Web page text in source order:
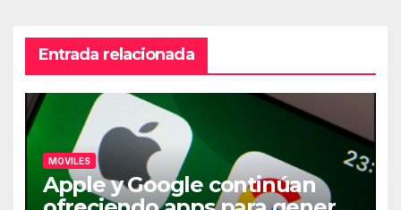
Entrada relacionada
MOVILES
Apple y Google continúan